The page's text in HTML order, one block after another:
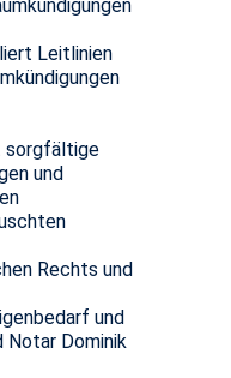
Leitlinien
sorgfältige
und
Rechts und
und
Notar Dominik